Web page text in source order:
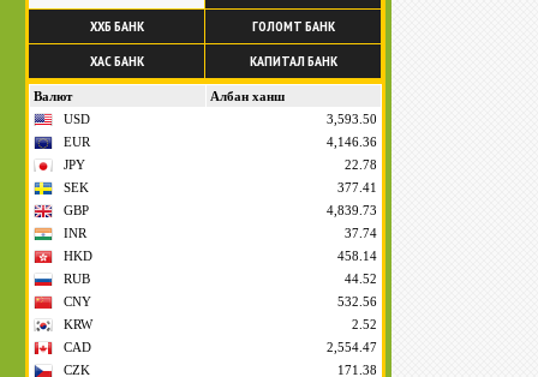
ХХБ БАНК
ГОЛОМТ БАНК
ХАС БАНК
КАПИТАЛ БАНК